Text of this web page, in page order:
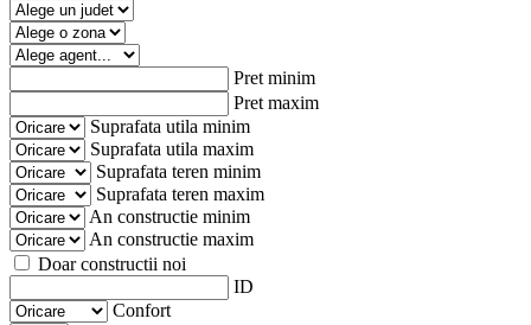
Pret minim
Pret maxim
Suprafata utila minim
Suprafata utila maxim
Suprafata teren minim
Suprafata teren maxim
An constructie minim
An constructie maxim
Doar constructii noi
ID
Confort